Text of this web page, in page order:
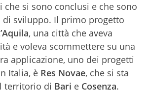
che si sono conclusi e che sono
di sviluppo. Il primo progetto
, una città che aveva
e voleva scommettere su una
applicazione, uno dei progetti
Italia, è Res Novae, che si sta
territorio di Bari e Cosenza.